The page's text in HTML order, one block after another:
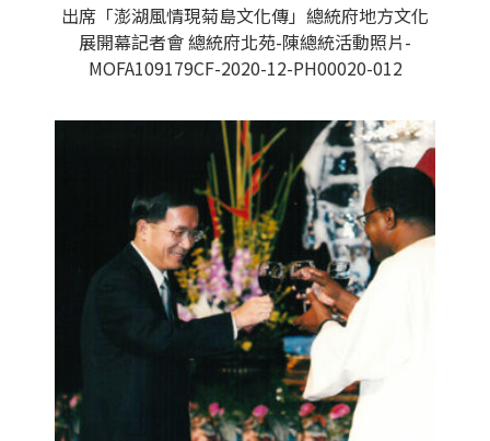
出席「澎湖風情現菊島文化傳」總統府地方文化
展開幕記者會 總統府北苑-陳總統活動照片-
MOFA109179CF-2020-12-PH00020-012